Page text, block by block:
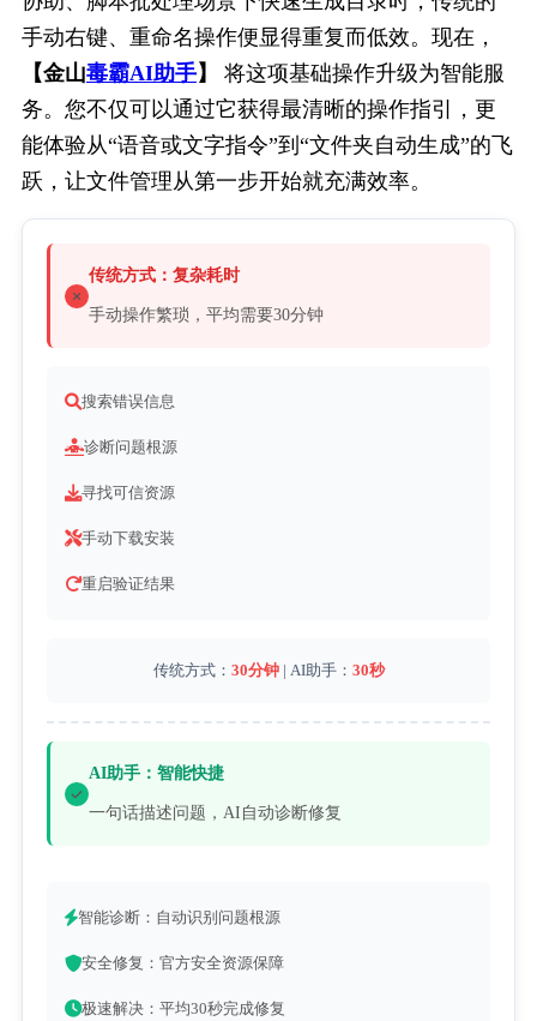
手动右键、重命名操作便显得重复而低效。现在，
【金山毒霸AI助手】
将这项基础操作升级为智能服
务。您不仅可以通过它获得最清晰的操作指引，更
能体验从“语音或文字指令”到“文件夹自动生成”的飞
跃，让文件管理从第一步开始就充满效率。
传统方式：复杂耗时
手动操作繁琐，平均需要30分钟
搜索错误信息
诊断问题根源
寻找可信资源
手动下载安装
重启验证结果
传统方式： 30分钟 | AI助手： 30秒
AI助手：智能快捷
一句话描述问题，AI自动诊断修复
智能诊断：自动识别问题根源
安全修复：官方安全资源保障
极速解决：平均30秒完成修复